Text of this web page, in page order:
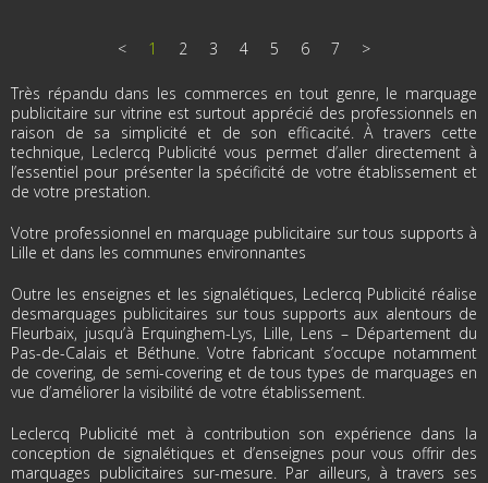
< 1 2 3 4 5 6 7 >
Très répandu dans les commerces en tout genre, le marquage
publicitaire sur vitrine est surtout apprécié des professionnels en
raison de sa simplicité et de son efficacité. À travers cette
technique, Leclercq Publicité vous permet d’aller directement à
l’essentiel pour présenter la spécificité de votre établissement et
de votre prestation.
Votre professionnel en marquage publicitaire sur tous supports à
Lille et dans les communes environnantes
Outre les enseignes et les signalétiques, Leclercq Publicité réalise
desmarquages publicitaires sur tous supports aux alentours de
Fleurbaix, jusqu’à Erquinghem-Lys, Lille, Lens – Département du
Pas-de-Calais et Béthune. Votre fabricant s’occupe notamment
de covering, de semi-covering et de tous types de marquages en
vue d’améliorer la visibilité de votre établissement.
Leclercq Publicité met à contribution son expérience dans la
conception de signalétiques et d’enseignes pour vous offrir des
marquages publicitaires sur-mesure. Par ailleurs, à travers ses